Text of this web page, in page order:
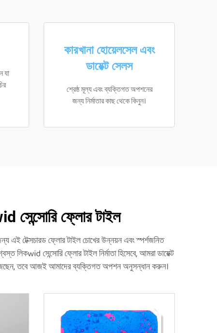
যা
কারখানা হোয়েলসেল এবং
ডায়েক্ট সেলস
শ্রেষ্ঠ মূল্য এবং ব্যক্তিগত অপশনের
জন্য নির্মাতার কাছ থেকে কিনুন।
সেন্সোরি ফ্লোর টাইল
এই টেক্সচারড ফ্লোর টাইল চোখের উন্নয়ন এবং স্পর্শজনিত
লিকwid সেন্সোরি ফ্লোর টাইল নির্মাতা হিসেবে, আমরা ডায়েক্ট
তবে আজই আমাদের ব্যক্তিগত অপশন অনুসন্ধান করুন।